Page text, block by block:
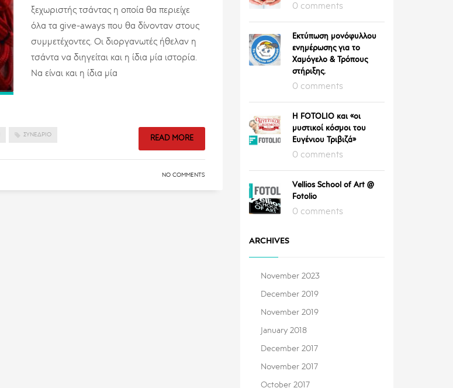
ξεχωριστής τσάντας η οποία θα περιείχε
όλα τα give-aways που θα δίνονταν στους
συμμετέχοντες. Οι διοργανωτές ήθελαν η
τσάντα να διηγείται και η ίδια μία ιστορία.
Να είναι και η ίδια μία
ΣΥΝΈΔΡΙΟ READ MORE
NO COMMENTS
0 comments
Εκτύπωση μονόφυλλου
ενημέρωσης για το
Χαμόγελο & Τρόπους
στήριξης.
0 comments
Η FOTOLIO και «οι
μυστικοί κόσμοι του
Ευγένιου Τριβιζά»
0 comments
Vellios School of Art @
Fotolio
0 comments
ARCHIVES
November 2023
December 2019
November 2019
January 2018
December 2017
November 2017
October 2017